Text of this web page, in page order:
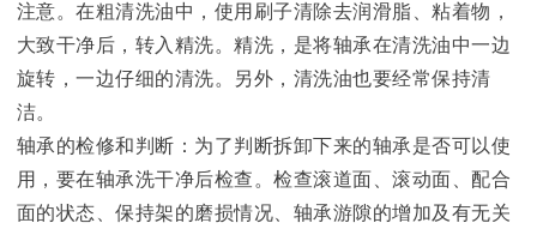
注意。在粗清洗油中，使用刷子清除去润滑脂、粘着物，
大致干净后，转入精洗。精洗，是将轴承在清洗油中一边
旋转，一边仔细的清洗。另外，清洗油也要经常保持清
洁。
轴承的检修和判断：为了判断拆卸下来的轴承是否可以使
用，要在轴承洗干净后检查。检查滚道面、滚动面、配合
面的状态、保持架的磨损情况、轴承游隙的增加及有无关